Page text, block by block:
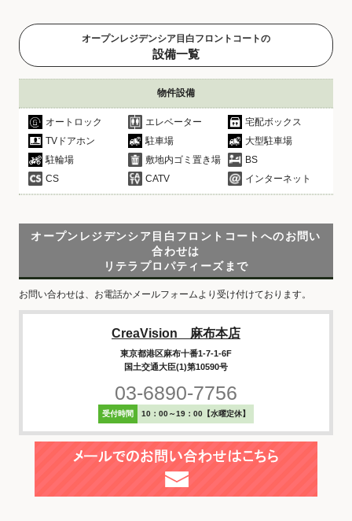
オープンレジデンシア目白フロントコートの
設備一覧
物件設備
オートロック エレベーター
宅配ボックス
TVドアホン
駐車場
大型駐車場
駐輪場
敷地内ゴミ置き場
BS
CS
CATV インターネット
オープンレジデンシア目白フロントコートへのお問い
合わせは
リテラプロパティーズまで
お問い合わせは、お電話かメールフォームより受け付けております。
CreaVision 麻布本店
東京都港区麻布十番1-7-1-6F
国土交通大臣(1)第10590号
03-6890-7756
受付時間 10：00～19：00【水曜定休】